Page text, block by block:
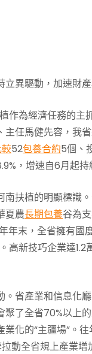
立異驅動，加速財
作為經濟任務的
任馬健先容，我
52包養合約5個、
，增速自6月起
南扶植的明顯標識
夏農長期包養谷為
年末，全省擁有國
高新技巧企業達
。省產業和信息化
聚了全省70%以上
化的“主疆場”。
拉動全省規上產業